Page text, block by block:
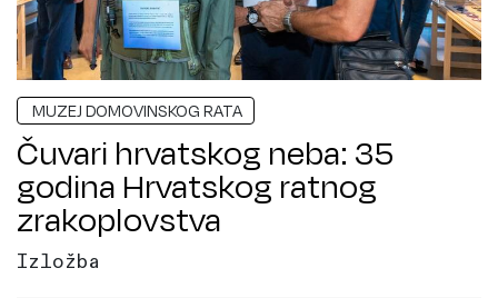
MUZEJ DOMOVINSKOG RATA
Čuvari hrvatskog neba: 35
godina Hrvatskog ratnog
zrakoplovstva
Izložba